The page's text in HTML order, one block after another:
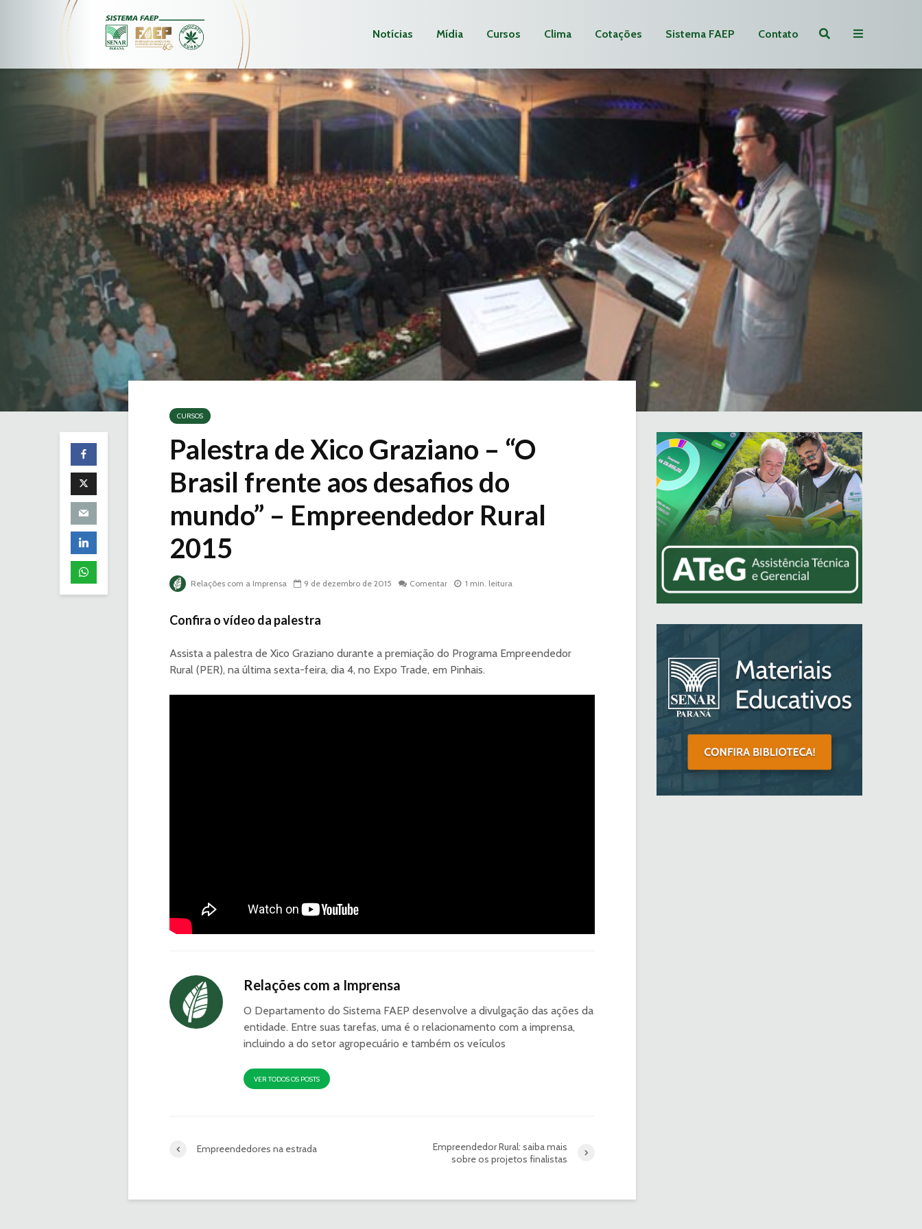
Notícias Mídia Cursos Clima Cotações Sistema FAEP Contato
CURSOS
Palestra de Xico Graziano – “O
Brasil frente aos desafios do
mundo” – Empreendedor Rural
2015
Relações com a Imprensa 9 de dezembro de 2015 Comentar 1 min. leitura
Confira o vídeo da palestra
Assista a palestra de Xico Graziano durante a premiação do Programa Empreendedor
Rural (PER), na última sexta-feira, dia 4, no Expo Trade, em Pinhais.
Relações com a Imprensa
O Departamento do Sistema FAEP desenvolve a divulgação das ações da
entidade. Entre suas tarefas, uma é o relacionamento com a imprensa,
incluindo a do setor agropecuário e também os veículos
VER TODOS OS POSTS
Empreendedores na estrada
Empreendedor Rural: saiba mais
sobre os projetos finalistas